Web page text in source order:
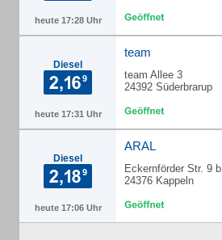
heute 17:28 Uhr
Diesel
heute 17:31 Uhr
team
team Allee 3
24392 Süderbrarup
Diesel
heute 17:06 Uhr
ARAL
Eckernförder Str. 9 b
24376 Kappeln